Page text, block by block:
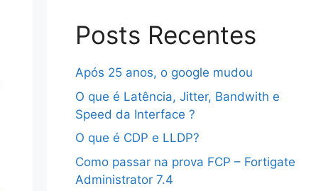
Posts Recentes
Após 25 anos, o google mudou
O que é Latência, Jitter, Bandwith e
Speed da Interface ?
O que é CDP e LLDP?
Como passar na prova FCP – Fortigate
Administrator 7.4